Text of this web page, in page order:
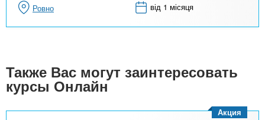
Ровно від 1 місяця
Также Вас могут заинтересовать
курсы Онлайн
Акция